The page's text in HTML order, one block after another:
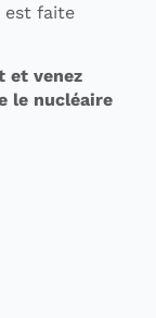
est faite
et venez
le nucléaire